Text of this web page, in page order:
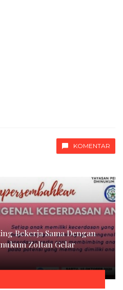
KOMENTAR
Bekerja Sama Dengan
Zoltan Gelar